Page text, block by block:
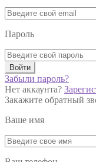
Пароль
Войти
Забыли пароль?
Нет аккаунта?
Закажите обратный
Ваше имя